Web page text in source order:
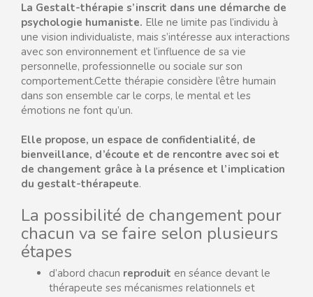
La Gestalt-thérapie s’inscrit dans une démarche de
psychologie humaniste. Elle ne limite pas l’individu à
une vision individualiste, mais s’intéresse aux interactions
avec son environnement et l’influence de sa vie
personnelle, professionnelle ou sociale sur son
comportement.Cette thérapie considère l’être humain
dans son ensemble car le corps, le mental et les
émotions ne font qu’un.
Elle propose, un espace de confidentialité, de
bienveillance, d’écoute et de rencontre avec soi et
de changement grâce à la présence et l’implication
du gestalt-thérapeute.
La possibilité de changement pour
chacun va se faire selon plusieurs
étapes
d’abord chacun reproduit en séance devant le
thérapeute ses mécanismes relationnels et